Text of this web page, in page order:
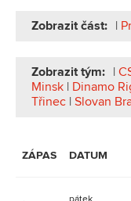
Zobrazit část: |
Zobrazit tým: |
Minsk | Dinamo
Třinec | Slovan
ZÁPAS DATUM